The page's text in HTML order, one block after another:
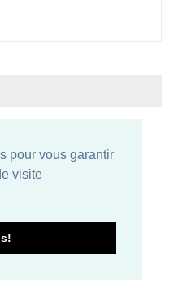
pour vous garantir
visite